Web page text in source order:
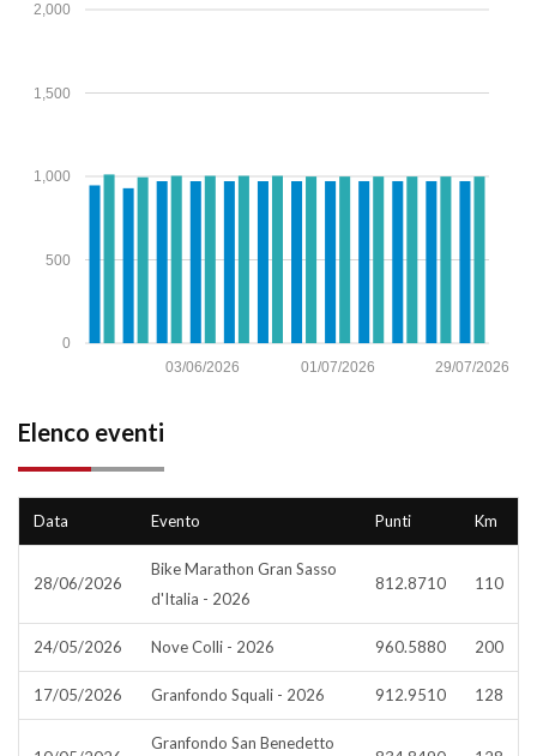
0
500
1,000
1,500
2,000
29/07/2026
01/07/2026
03/06/2026
Elenco eventi
Data Evento Punti Km
28/06/2026
Bike Marathon Gran Sasso
d'Italia - 2026
812.8710 110
24/05/2026 Nove Colli - 2026 960.5880 200
17/05/2026 Granfondo Squali - 2026 912.9510 128
Granfondo San Benedetto